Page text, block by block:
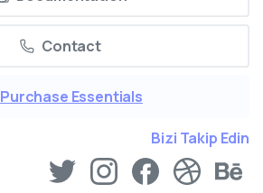
Contact
Purchase Essentials
Bizi Takip Edin